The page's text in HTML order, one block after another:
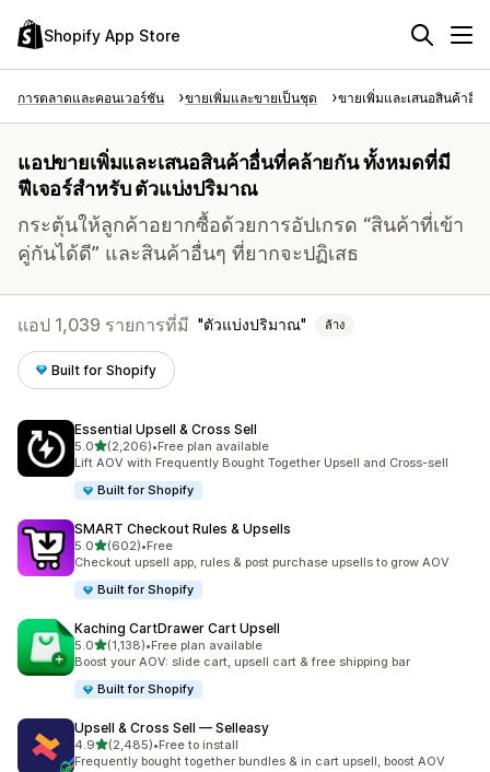
Shopify App Store
การตลาดและคอนเวอร์ชัน ขายเพิ่มและขายเป็นชุด ขายเพิ่มและเสนอสินค้าอื่
แอปขายเพิ่มและเสนอสินค้าอื่นที่คล้ายกัน ทั้งหมดที่มี
ฟีเจอร์สำหรับ ตัวแบ่งปริมาณ
กระตุ้นให้ลูกค้าอยากซื้อด้วยการอัปเกรด “สินค้าที่เข้า
คู่กันได้ดี” และสินค้าอื่นๆ ที่ยากจะปฏิเสธ
แอป 1,039 รายการที่มี ตัวแบ่งปริมาณ ล้าง
Built for Shopify
Essential Upsell & Cross Sell
5.0เต็ม 5 ดาว
(2,206)
ทั้งหมด 2206 รีวิว
•Free plan available
Lift AOV with Frequently Bought Together Upsell and Cross-sell
Built for Shopify
SMART Checkout Rules & Upsells
5.0เต็ม 5 ดาว
(602)
ทั้งหมด 602 รีวิว
•Free
Checkout upsell app, rules & post purchase upsells to grow AOV
Built for Shopify
Kaching CartDrawer Cart Upsell
5.0เต็ม 5 ดาว
(1,138)
ทั้งหมด 1138 รีวิว
•Free plan available
Boost your AOV: slide cart, upsell cart & free shipping bar
Built for Shopify
Upsell & Cross Sell — Selleasy
4.9เต็ม 5 ดาว
(2,485)
ทั้งหมด 2485 รีวิว
•Free to install
Frequently bought together bundles & in cart upsell, boost AOV